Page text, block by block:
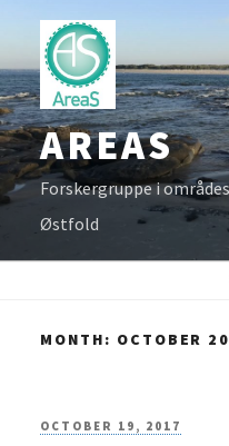
content
AREAS
Forskergruppe i
Østfold
MONTH: OCTOBER
POSTED
OCTOBER 19, 2017